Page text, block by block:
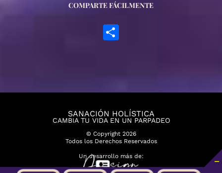
COMPARTE FÁCILMENTE
SANACIÓN HOLÍSTICA
CAMBIA TU VIDA EN UN PARPADEO
© Copyright 2026
Todos los Derechos Reservados
Un desarrollo más de: